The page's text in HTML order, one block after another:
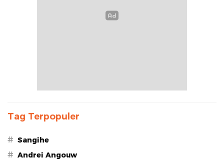
Tag Terpopuler
# Sangihe
# Andrei Angouw